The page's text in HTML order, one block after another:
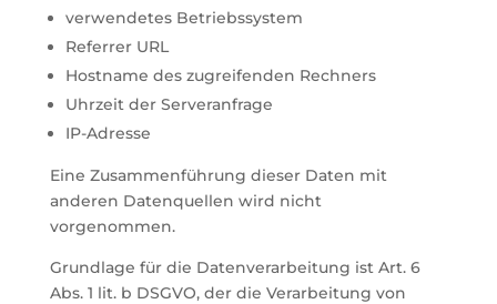
verwendetes Betriebssystem
Referrer URL
Hostname des zugreifenden Rechners
Uhrzeit der Serveranfrage
IP-Adresse
Eine Zusammenführung dieser Daten mit
anderen Datenquellen wird nicht
vorgenommen.
Grundlage für die Datenverarbeitung ist Art. 6
Abs. 1 lit. b DSGVO, der die Verarbeitung von